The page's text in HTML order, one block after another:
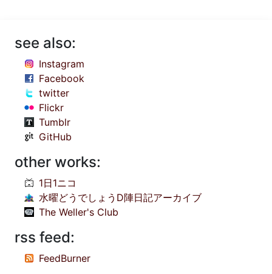
see also:
Instagram
Facebook
twitter
Flickr
Tumblr
GitHub
other works:
1日1ニコ
水曜どうでしょうD陣日記アーカイブ
The Weller's Club
rss feed:
FeedBurner